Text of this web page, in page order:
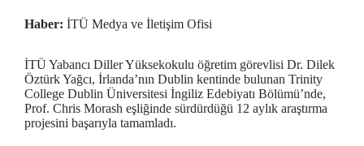
Haber: İTÜ Medya ve İletişim Ofisi
İTÜ Yabancı Diller Yüksekokulu öğretim görevlisi Dr. Dilek
Öztürk Yağcı, İrlanda’nın Dublin kentinde bulunan Trinity
College Dublin Üniversitesi İngiliz Edebiyatı Bölümü’nde,
Prof. Chris Morash eşliğinde sürdürdüğü 12 aylık araştırma
projesini başarıyla tamamladı.